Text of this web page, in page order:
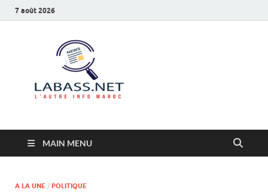
7 août 2026
MAIN MENU
A LA UNE / POLITIQUE